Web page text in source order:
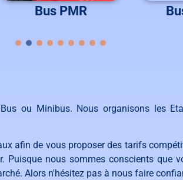
Bus PMR
ou Minibus. Nous organisons les
afin de vousproposerdes tarifscompét
. Puisque noussommesconscientsque
é. Al ors n'hésitez pas à nous faire